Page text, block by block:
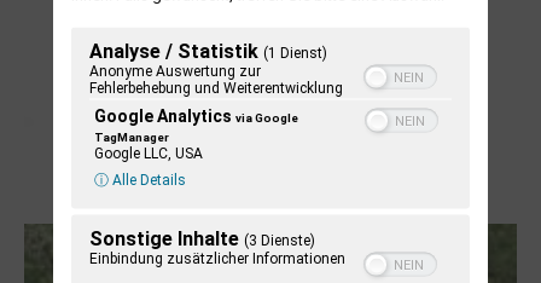
Analyse / Statistik (1 Dienst)
Anonyme Auswertung zur
Fehlerbehebung und Weiterentwicklung
Google Analytics via Google
TagManager
Google LLC, USA
ⓘ Alle Details
Sonstige Inhalte (3 Dienste)
Einbindung zusätzlicher Informationen